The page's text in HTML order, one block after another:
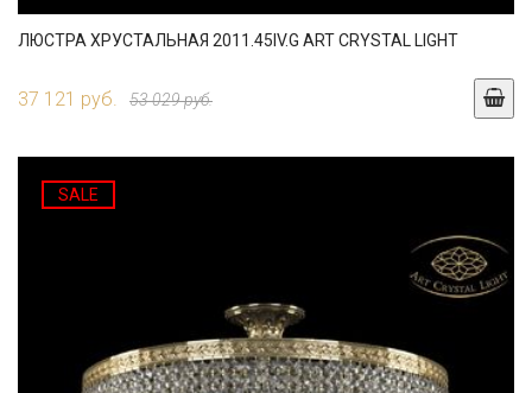
ЛЮСТРА ХРУСТАЛЬНАЯ 2011.45IV.G ART CRYSTAL LIGHT
37 121 руб. 53 029 руб.
SALE